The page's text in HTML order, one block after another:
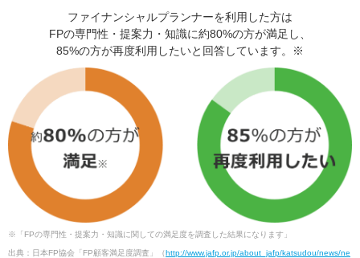
ファイナンシャルプランナーを利用した方は
FPの専門性・提案力・知識に約80%の方が満足し、
85%の方が再度利用したいと回答しています。※
※「FPの専門性・提案力・知識に関しての満足度を調査した結果になります」
出典：日本FP協会「FP顧客満足度調査」（http://www.jafp.or.jp/about_jafp/katsudou/news/ne